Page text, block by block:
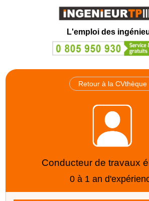
L'emploi des
Retour à la CVthèque
Conducteur de travaux
0 à 1 an